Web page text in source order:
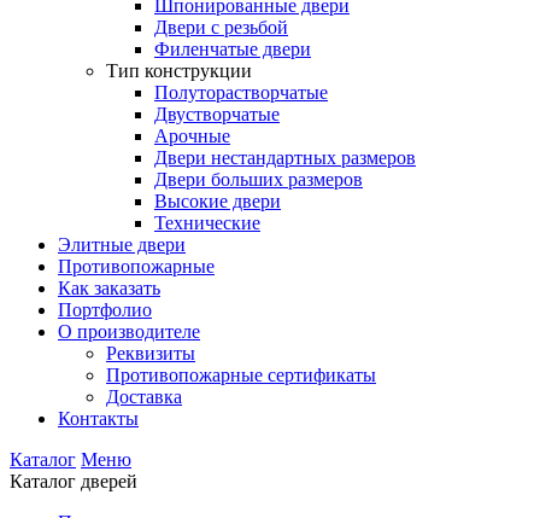
Шпонированные двери
Двери с резьбой
Филенчатые двери
Тип конструкции
Полуторастворчатые
Двустворчатые
Арочные
Двери нестандартных размеров
Двери больших размеров
Высокие двери
Технические
Элитные двери
Противопожарные
Как заказать
Портфолио
О производителе
Реквизиты
Противопожарные сертификаты
Доставка
Контакты
Каталог Меню
Каталог дверей